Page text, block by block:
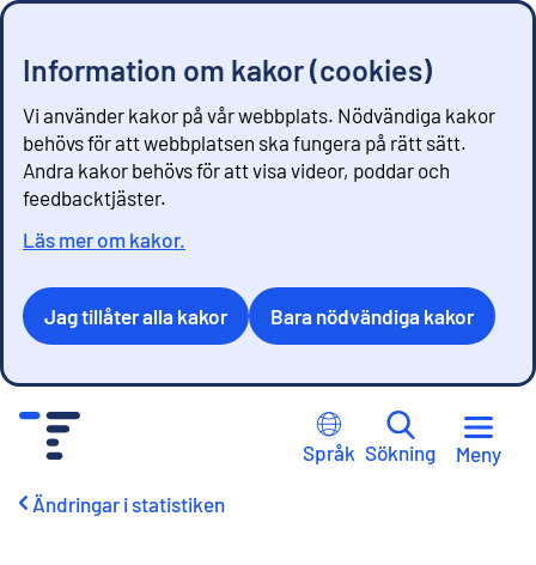
Information om kakor (cookies)
Vi använder kakor på vår webbplats. Nödvändiga kakor
behövs för att webbplatsen ska fungera på rätt sätt.
Andra kakor behövs för att visa videor, poddar och
feedbacktjäster.
Läs mer om kakor.
Jag tillåter alla kakor Bara nödvändiga kakor
Språk Sökning Meny
Ändringar i statistiken